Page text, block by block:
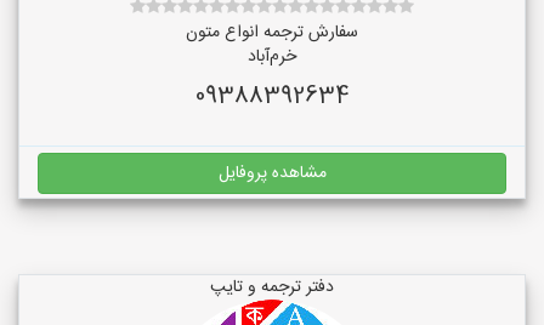
سفارش ترجمه انواع متون
خرم‌آباد
09388392634
مشاهده پروفایل
دفتر ترجمه و تایپ